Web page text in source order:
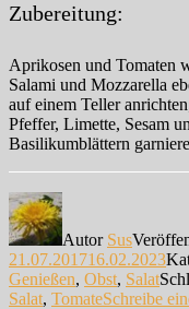
Zubereitung:
Aprikosen und Tomaten
Salami und Mozzarella
auf einem Teller
Pfeffer, Limette, Sesam
Basilikumblättern
Autor Sus
21.07.201716.02.2023
Genießen, Obst, Salat
Salat, TomateSchreibe